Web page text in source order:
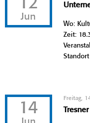
Jun
Wo:
Zeit:
Standort
14
Freitag,